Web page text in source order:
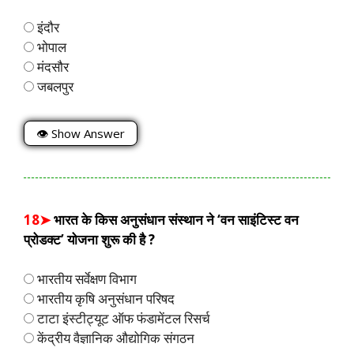
इंदौर
भोपाल
मंदसौर
जबलपुर
👁 Show Answer
18➤भारत के किस अनुसंधान संस्थान ने ‘वन साइंटिस्ट वन
प्रोडक्ट’ योजना शुरू की है ?
भारतीय सर्वेक्षण विभाग
भारतीय कृषि अनुसंधान परिषद
टाटा इंस्टीट्यूट ऑफ फंडामेंटल रिसर्च
केंद्रीय वैज्ञानिक औद्योगिक संगठन